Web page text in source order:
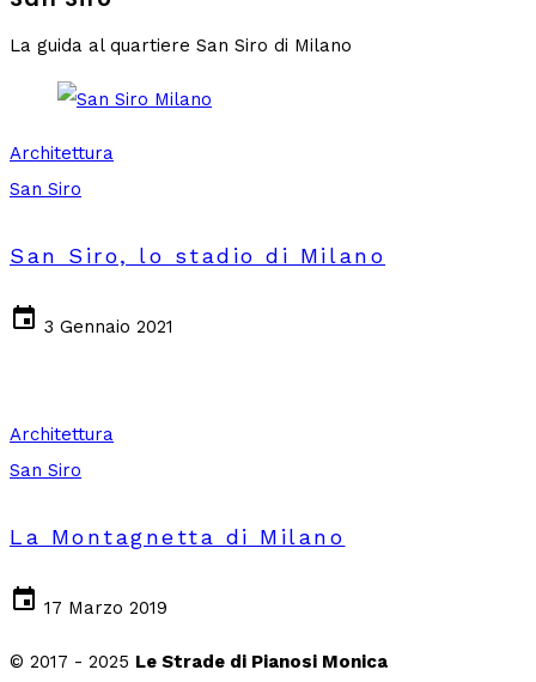
La guida al quartiere San Siro di Milano
Architettura
San Siro
San Siro, lo stadio di Milano
event 3 Gennaio 2021
Architettura
San Siro
La Montagnetta di Milano
event 17 Marzo 2019
© 2017 - 2025 Le Strade di Pianosi Monica